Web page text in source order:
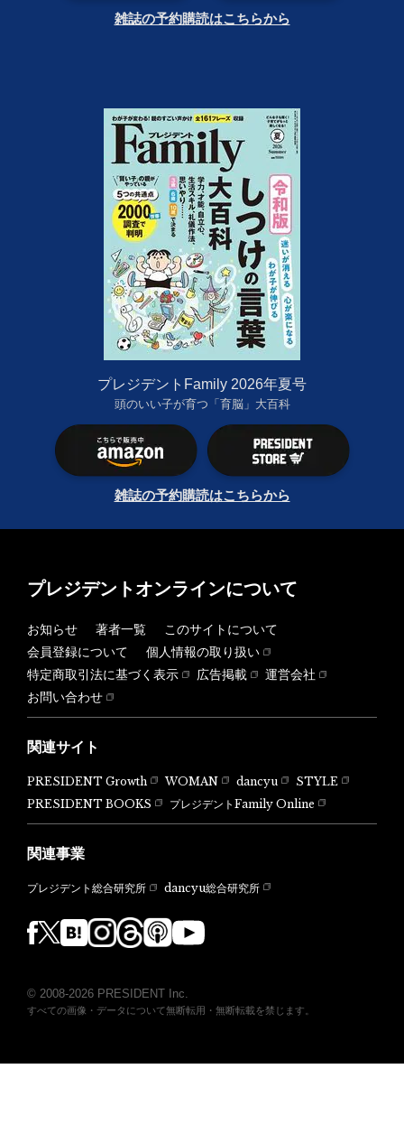
雑誌の予約購読はこちらから
プレジデントFamily 2026年夏号
頭のいい子が育つ「育脳」大百科
雑誌の予約購読はこちらから
プレジデントオンラインについて
お知らせ 著者一覧
このサイトについて
会員登録について
個人情報の取り扱い
特定商取引法に基づく表示
広告掲載
運営会社
お問い合わせ
関連サイト
PRESIDENT Growth WOMAN dancyu
STYLE
PRESIDENT BOOKS
プレジデントFamily Online
関連事業
プレジデント総合研究所 dancyu総合研究所
© 2008-2026 PRESIDENT Inc.
すべての画像・データについて無断転用・無断転載を禁じます。